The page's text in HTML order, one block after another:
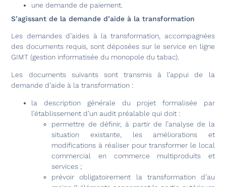
une demande de paiement.
S’agissant de la demande d’aide à la transformation
Les demandes d’aides à la transformation, accompagnées
des documents requis, sont déposées sur le service en ligne
GIMT (gestion informatisée du monopole du tabac).
Les documents suivants sont transmis à l’appui de la
demande d’aide à la transformation :
la description générale du projet formalisée par
l’établissement d’un audit préalable qui doit :
permettre de définir, à partir de l’analyse de la
situation existante, les améliorations et
modifications à réaliser pour transformer le local
commercial en commerce multiproduits et
services ;
prévoir obligatoirement la transformation d’au